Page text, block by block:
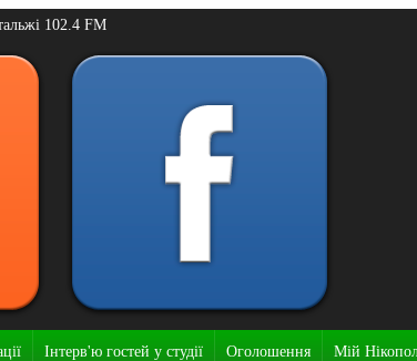
102.4 FM
Інтерв'ю гостей у студії Оголошення Мій